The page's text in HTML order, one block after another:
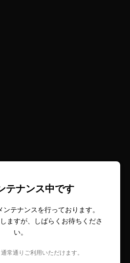
テナンス中です
テナンスを行っております。
ますが、しばらくお待ちくださ
い。
常通りご利用いただけます。